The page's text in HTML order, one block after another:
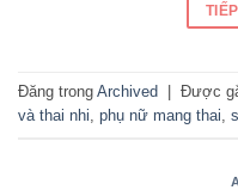
Đăng trong Archived Được
và thai nhi, phụ nữ mang thai,